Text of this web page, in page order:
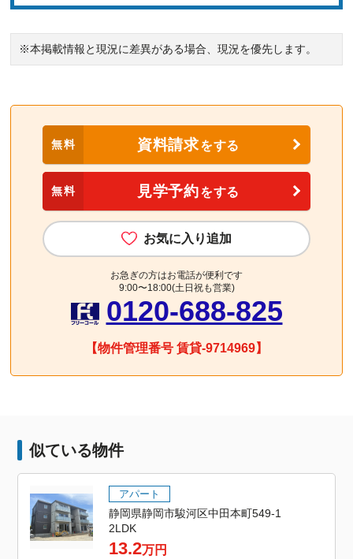
※本掲載情報と現況に差異がある場合、現況を優先します。
無料 資料請求をする
無料 見学予約をする
お気に入り追加
お急ぎの方はお電話が便利です
9:00〜18:00(土日祝も営業)
0120-688-825
【物件管理番号 賃貸-9714969】
似ている物件
アパート
静岡県静岡市駿河区中田本町549-1
2LDK
13.2万円